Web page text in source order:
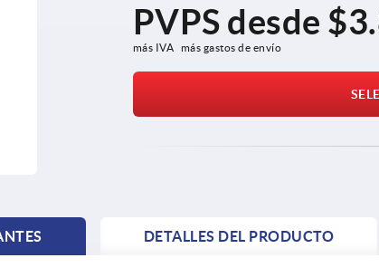
PVPS desde
más IVA más gastos de envío
DETALLES DEL PRODUCTO